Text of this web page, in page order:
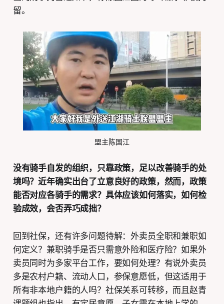
留。
盟主陈国江
没有骑手自发的组织，只靠政策，足以改善骑手的处
境吗？近年确实出台了立意良好的政策，然而，政策
能否对应各骑手的需求？具体应该如何落实，如何检
验成效，会否弄巧成拙？
回到社保，还有许多问题待解：外卖员全职和兼职如
何定义？兼职骑手是否只需意外险和医疗险？如果外
卖员同时为多家平台工作，要如何处理？有说外卖员
多是农村户籍、流动人口，参保意愿低，但这适用于
所有非本地户籍的人吗？社保关系可转移，而且赵青